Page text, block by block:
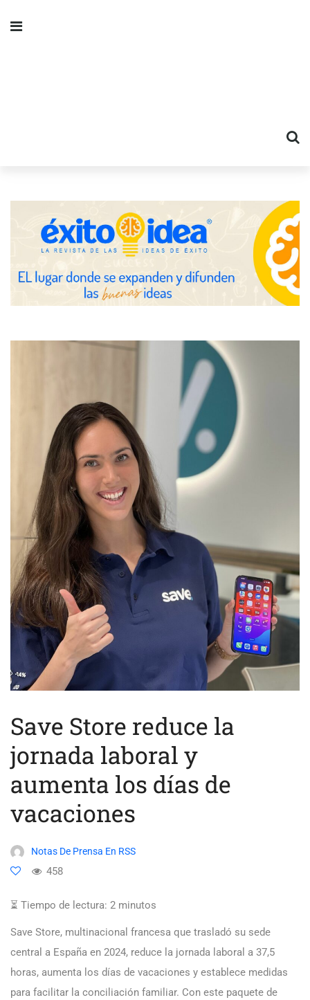
Save Store reduce la
jornada laboral y
aumenta los días de
vacaciones
Notas De Prensa En RSS
458
⏳ Tiempo de lectura: 2 minutos
Save Store, multinacional francesa que trasladó su sede
central a España en 2024, reduce la jornada laboral a 37,5
horas, aumenta los días de vacaciones y establece medidas
para facilitar la conciliación familiar. Con este paquete de